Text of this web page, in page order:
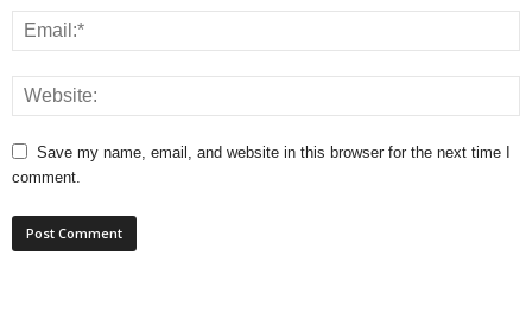
Save my name, email, and website in this browser for the next time I
comment.